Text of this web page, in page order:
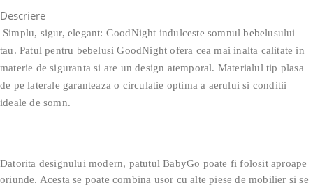
Descriere
Simplu, sigur, elegant: GoodNight indulceste somnul bebelusului
tau. Patul pentru bebelusi GoodNight ofera cea mai inalta calitate in
materie de siguranta si are un design atemporal. Materialul tip plasa
de pe laterale garanteaza o circulatie optima a aerului si conditii
ideale de somn.
Datorita designului modern, patutul BabyGo poate fi folosit aproape
oriunde. Acesta se poate combina usor cu alte piese de mobilier si se